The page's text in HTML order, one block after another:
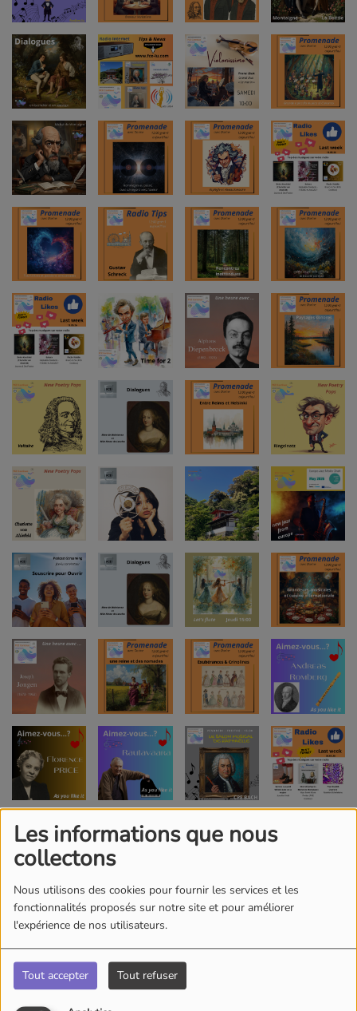
Les informations que nous
collectons
Nous utilisons des cookies pour fournir les services et les
fonctionnalités proposés sur notre site et pour améliorer
l'expérience de nos utilisateurs.
Tout accepter Tout refuser